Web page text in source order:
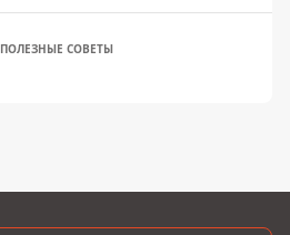
ПОЛЕЗНЫЕ СОВЕТЫ